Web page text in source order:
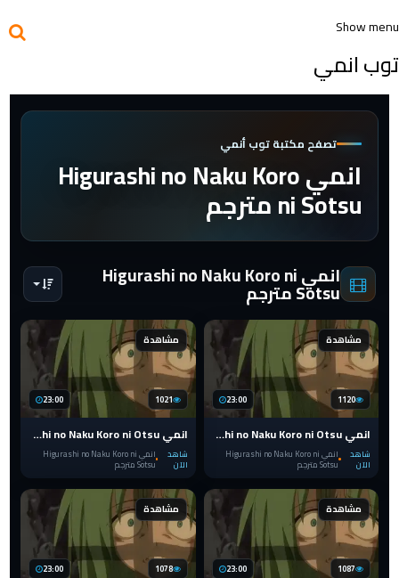
Show menu
توب انمي
تصفح مكتبة توب أنمي
انمي Higurashi no Naku Koro
ni Sotsu مترجم
انمي Higurashi no Naku Koro ni
Sotsu مترجم
مشاهدة
23:00 1120
انمي Higurashi no Naku Koro ni Otsu الحلقة 14 مترجم
شاهد
الآن
انمي Higurashi no Naku Koro ni
Sotsu مترجم
مشاهدة
23:00 1021
انمي Higurashi no Naku Koro ni Otsu الحلقة 13 مترجم
شاهد
الآن
انمي Higurashi no Naku Koro ni
Sotsu مترجم
مشاهدة
23:00 1087
مشاهدة
23:00 1078